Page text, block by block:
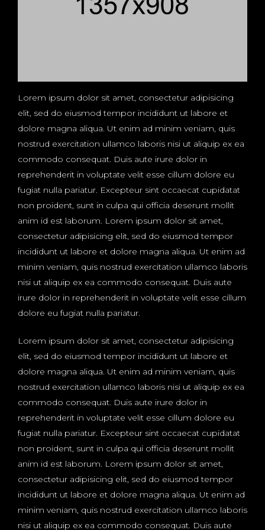
Lorem ipsum dolor sit amet, consectetur adipisicing
elit, sed do eiusmod tempor incididunt ut labore et
dolore magna aliqua. Ut enim ad minim veniam, quis
nostrud exercitation ullamco laboris nisi ut aliquip ex ea
commodo consequat. Duis aute irure dolor in
reprehenderit in voluptate velit esse cillum dolore eu
fugiat nulla pariatur. Excepteur sint occaecat cupidatat
non proident, sunt in culpa qui officia deserunt mollit
anim id est laborum. Lorem ipsum dolor sit amet,
consectetur adipisicing elit, sed do eiusmod tempor
incididunt ut labore et dolore magna aliqua. Ut enim ad
minim veniam, quis nostrud exercitation ullamco laboris
nisi ut aliquip ex ea commodo consequat. Duis aute
irure dolor in reprehenderit in voluptate velit esse cillum
dolore eu fugiat nulla pariatur.
Lorem ipsum dolor sit amet, consectetur adipisicing
elit, sed do eiusmod tempor incididunt ut labore et
dolore magna aliqua. Ut enim ad minim veniam, quis
nostrud exercitation ullamco laboris nisi ut aliquip ex ea
commodo consequat. Duis aute irure dolor in
reprehenderit in voluptate velit esse cillum dolore eu
fugiat nulla pariatur. Excepteur sint occaecat cupidatat
non proident, sunt in culpa qui officia deserunt mollit
anim id est laborum. Lorem ipsum dolor sit amet,
consectetur adipisicing elit, sed do eiusmod tempor
incididunt ut labore et dolore magna aliqua. Ut enim ad
minim veniam, quis nostrud exercitation ullamco laboris
nisi ut aliquip ex ea commodo consequat. Duis aute